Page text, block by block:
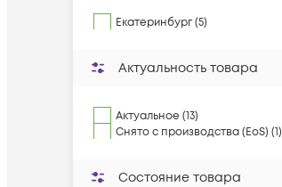
Екатеринбург (5)
Актуальность товара
Актуальное (13)
Снято с производства (EoS) (1)
Состояние товара